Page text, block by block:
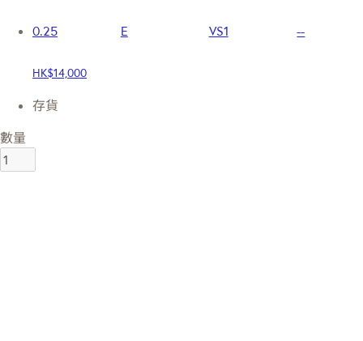
0.25 E VS1 --
HK$14,000
存貨
數量